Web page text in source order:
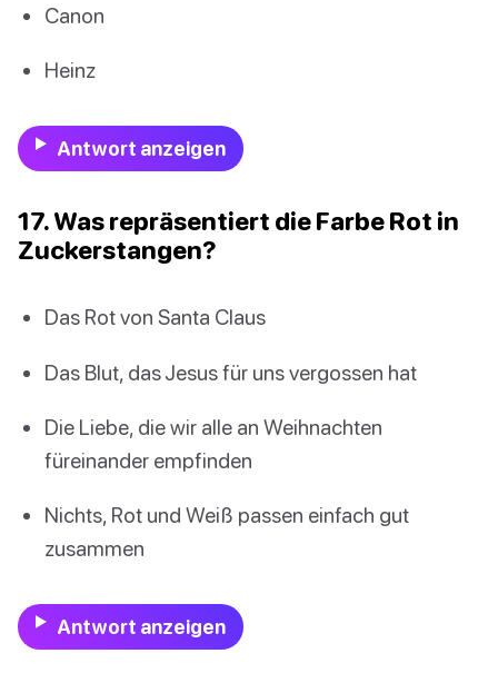
Canon
Heinz
Antwort anzeigen
17. Was repräsentiert die Farbe Rot in
Zuckerstangen?
Das Rot von Santa Claus
Das Blut, das Jesus für uns vergossen hat
Die Liebe, die wir alle an Weihnachten
füreinander empfinden
Nichts, Rot und Weiß passen einfach gut
zusammen
Antwort anzeigen